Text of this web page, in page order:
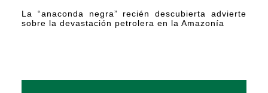
La “anaconda negra” recién descubierta advierte
sobre la devastación petrolera en la Amazonía